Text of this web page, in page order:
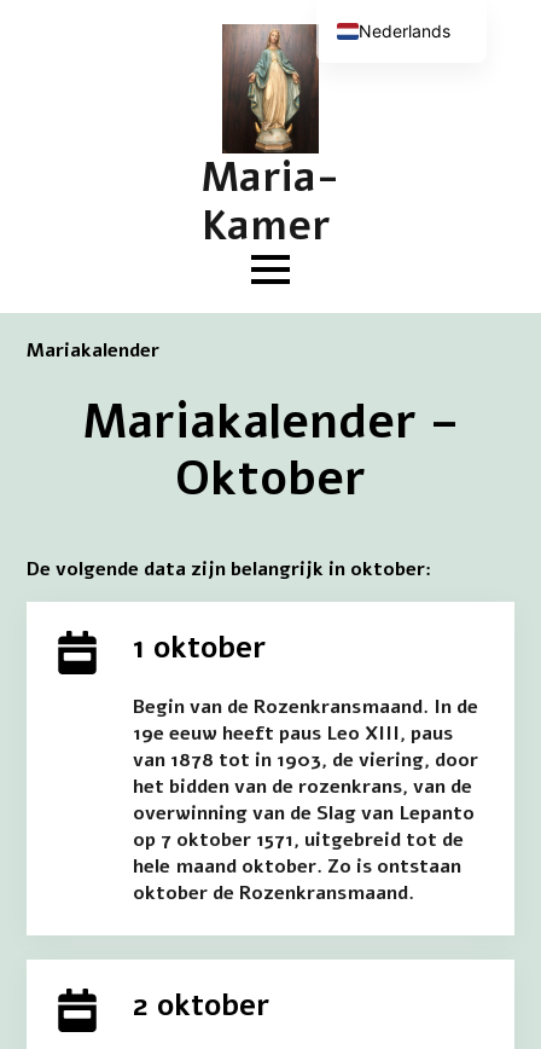
Maria-
Kamer
Mariakalender
Mariakalender –
Oktober
De volgende data zijn belangrijk in oktober:
1 oktober
Begin van de Rozenkransmaand. In de
19e eeuw heeft paus Leo XIII, paus
van 1878 tot in 1903, de viering, door
het bidden van de rozenkrans, van de
overwinning van de Slag van Lepanto
op 7 oktober 1571, uitgebreid tot de
hele maand oktober. Zo is ontstaan
oktober de Rozenkransmaand.
2 oktober
Nederlands